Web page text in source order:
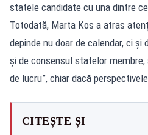
statele candidate cu una dintre
Totodată, Marta Kos a atras
depinde nu doar de calendar, ci
și de consensul statelor
de lucru”, chiar dacă
CITEȘTE ȘI